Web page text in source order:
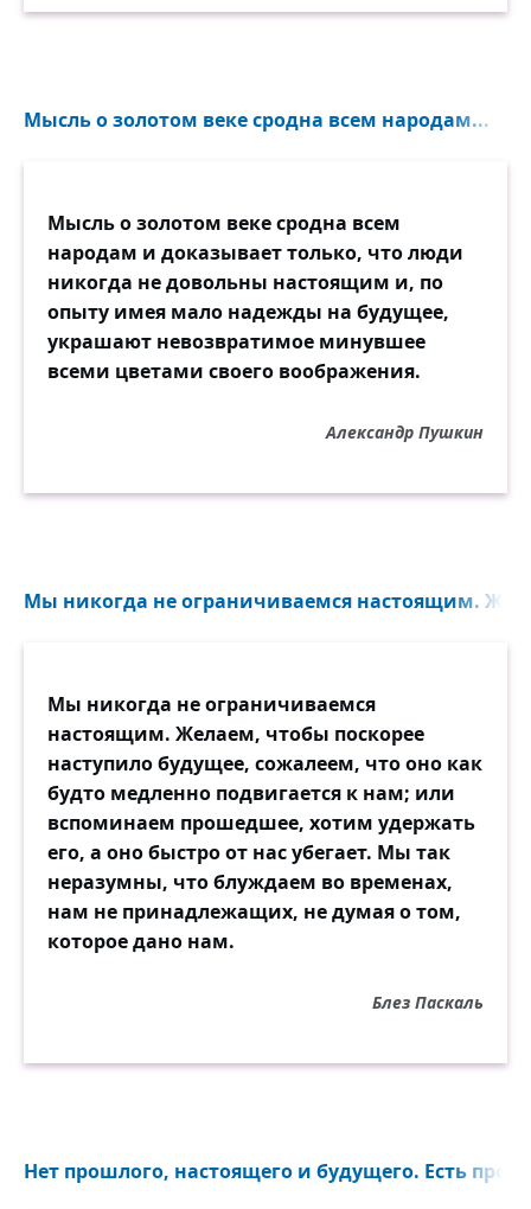
Мысль о золотом веке сродна всем народам...
Мысль о золотом веке сродна всем
народам и доказывает только, что люди
никогда не довольны настоящим и, по
опыту имея мало надежды на будущее,
украшают невозвратимое минувшее
всеми цветами своего воображения.
Александр Пушкин
Мы никогда не ограничиваемся настоящим.
Мы никогда не ограничиваемся
настоящим. Желаем, чтобы поскорее
наступило будущее, сожалеем, что оно как
будто медленно подвигается к нам; или
вспоминаем прошедшее, хотим удержать
его, а оно быстро от нас убегает. Мы так
неразумны, что блуждаем во временах,
нам не принадлежащих, не думая о том,
которое дано нам.
Блез Паскаль
Нет прошлого, настоящего и будущего. Есть